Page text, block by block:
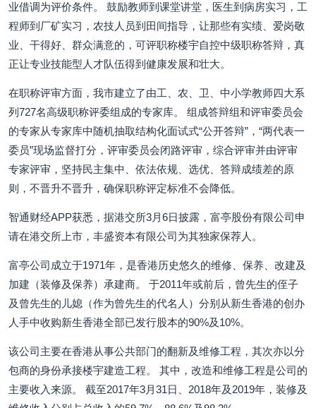
业借调为评价条件。 鼓励教师到课堂讲堂，医生到病房实习，工
程师到厂矿实习，农技人员到田间指导，让那些有实绩、爱岗敬
业、干得好、群众满意的，可评职称楼宇自控中级职称答辩，真
正让专业技能型人才队伍得到健康发展和壮大。
在职称评审方面，我市建立了由工、农、卫、中小学教师四大系
列727名高级职称评委组成的专家库。 组成答辩组和评审委员会
的专家从专家库中随机抽取结构化面试式“公开答辩”，“两代表一
委员”现场监督打分，评审委员会闭路评审，综合评审并由评审
专家评审，坚持民主集中、依法依规、选优、答辩成绩差的原
则，不晋升不晋升，确保职称评定标准不会降低。
智通财经APP获悉，据港交所3月6日披露，富亭股份有限公司申
请在港交所上市，丰盛资本有限公司为其独家保荐人。
富亭公司成立于1971年，是香港历史悠久的维修、保养、改建及
加建（装修及保养）承建商。 于2011年或前后，曾先生的侄子
及曾先生的儿媳（作为曾先生的代名人）分别从新生香港的创办
人手中收购新生香港全部已发行股本的90%及10%。
该公司主要在香港从事公共部门的翻新及维修工程，其次亦以分
包商的身份承接楼宇建造工程。 其中，改造和维修工程是公司的
主要收入来源。 截至2017年3月31日、2018年及2019年，装修及